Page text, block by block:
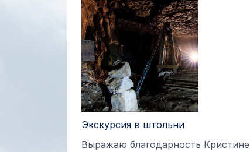
Экскурсия в штольни
Выражаю благодарность Кристине